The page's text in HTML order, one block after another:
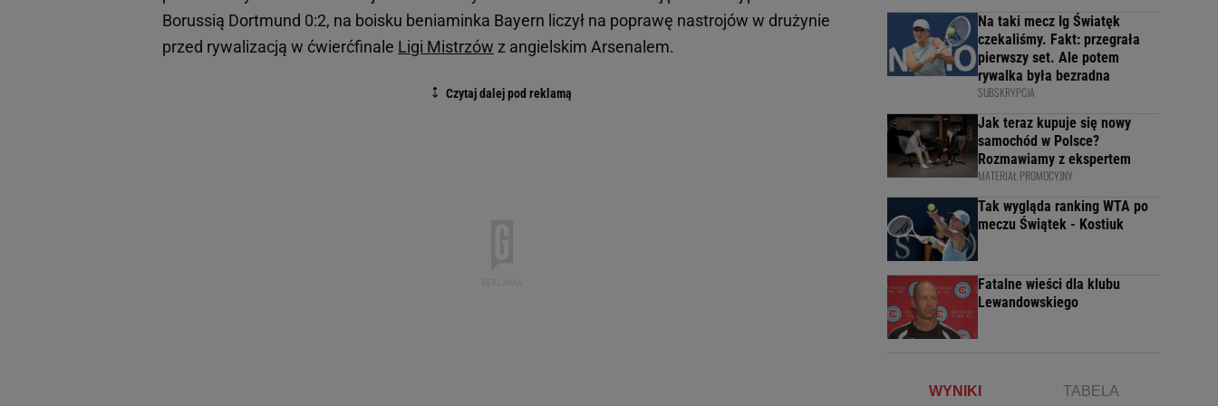
Borussią Dortmund 0:2, na boisku beniaminka Bayern liczył na poprawę nastrojów w drużynie
przed rywalizacją w ćwierćfinale Ligi Mistrzów z angielskim Arsenalem.
Na taki mecz Ig Światęk
czekaliśmy. Fakt: przegrała
pierwszy set. Ale potem
rywalka była bezradna
SUBSKRYPCJA
Jak teraz kupuje się nowy
samochód w Polsce?
Rozmawiamy z ekspertem
MATERIAŁ PROMOCYJNY
Tak wygląda ranking WTA po
meczu Świątek - Kostiuk
Fatalne wieści dla klubu
Lewandowskiego
WYNIKI TABELA